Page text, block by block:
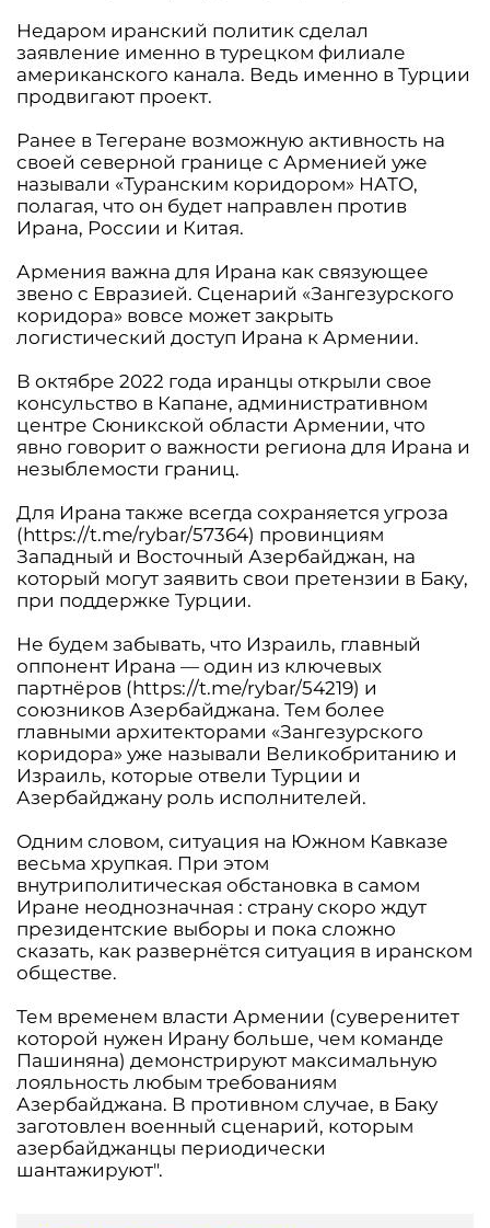
Недаром иранский политик сделал
заявление именно в турецком филиале
американского канала. Ведь именно в Турции
продвигают проект.
Ранее в Тегеране возможную активность на
своей северной границе с Арменией уже
называли «Туранским коридором» НАТО,
полагая, что он будет направлен против
Ирана, России и Китая.
Армения важна для Ирана как связующее
звено с Евразией. Сценарий «Зангезурского
коридора» вовсе может закрыть
логистический доступ Ирана к Армении.
В октябре 2022 года иранцы открыли свое
консульство в Капане, административном
центре Сюникской области Армении, что
явно говорит о важности региона для Ирана и
незыблемости границ.
Для Ирана также всегда сохраняется угроза
(https://t.me/rybar/57364) провинциям
Западный и Восточный Азербайджан, на
который могут заявить свои претензии в Баку,
при поддержке Турции.
Не будем забывать, что Израиль, главный
оппонент Ирана — один из ключевых
партнёров (https://t.me/rybar/54219) и
союзников Азербайджана. Тем более
главными архитекторами «Зангезурского
коридора» уже называли Великобританию и
Израиль, которые отвели Турции и
Азербайджану роль исполнителей.
Одним словом, ситуация на Южном Кавказе
весьма хрупкая. При этом
внутриполитическая обстановка в самом
Иране неоднозначная : страну скоро ждут
президентские выборы и пока сложно
сказать, как развернётся ситуация в иранском
обществе.
Тем временем власти Армении (суверенитет
которой нужен Ирану больше, чем команде
Пашиняна) демонстрируют максимальную
лояльность любым требованиям
Азербайджана. В противном случае, в Баку
заготовлен военный сценарий, которым
азербайджанцы периодически
шантажируют".